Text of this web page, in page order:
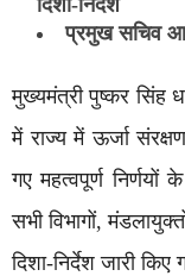
प्रमुख सचिव आर
मुख्यमंत्री पुष्कर सिंह
में राज्य में ऊर्जा
गए महत्वपूर्ण
सभी विभागों,
दिशा-निर्देश जारी किए